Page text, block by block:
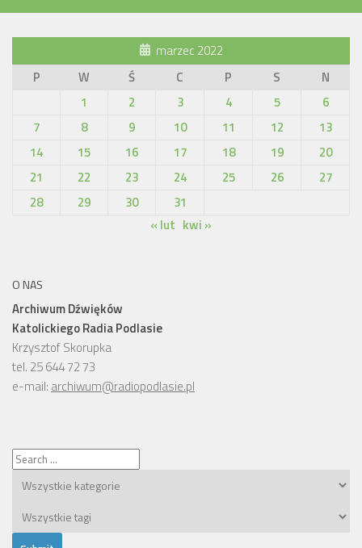
marzec 2022
P
W Ś C P S
N
1
2 3 4 5
6
7
8 9 10 11 12
13
14
15 16 17 18 19
20
21
22 23 24 25 26
27
28
29 30
31
« lut kwi »
O NAS
Archiwum Dźwięków
Katolickiego Radia Podlasie
Krzysztof Skorupka
tel. 25 644 72 73
e-mail: archiwum@radiopodlasie.pl